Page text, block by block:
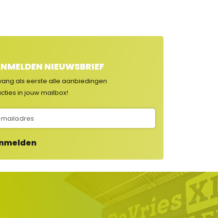
NIEUWSBRIEF
als eerste alle aanbiedingen
in jouw mailbox!